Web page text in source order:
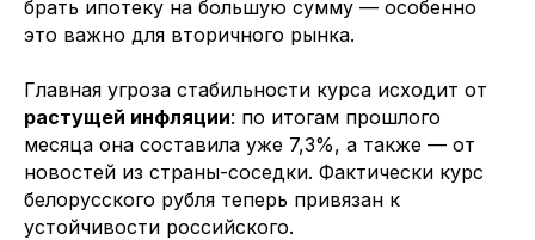
брать ипотеку на большую сумму — особенно
это важно для вторичного рынка.
Главная угроза стабильности курса исходит от
растущей инфляции: по итогам прошлого
месяца она составила уже 7,3%, а также — от
новостей из страны-соседки. Фактически курс
белорусского рубля теперь привязан к
устойчивости российского.